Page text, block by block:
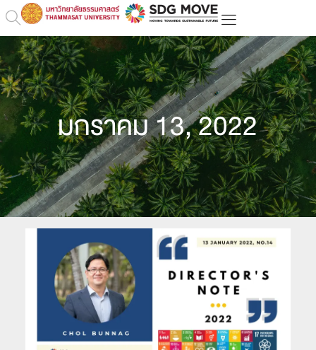
มกราคม 13, 2022